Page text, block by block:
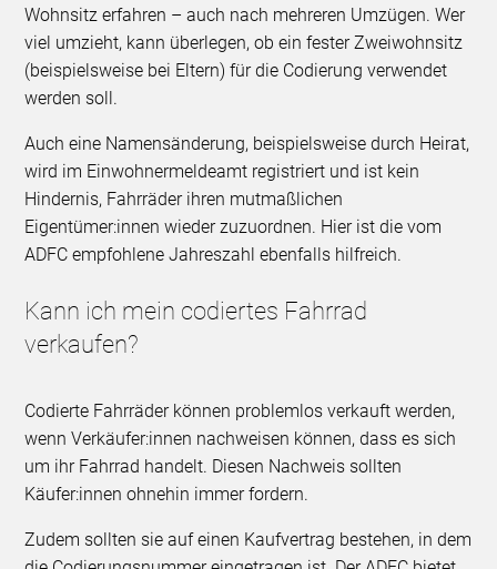
Wohnsitz erfahren – auch nach mehreren Umzügen. Wer
viel umzieht, kann überlegen, ob ein fester Zweiwohnsitz
(beispielsweise bei Eltern) für die Codierung verwendet
werden soll.
Auch eine Namensänderung, beispielsweise durch Heirat,
wird im Einwohnermeldeamt registriert und ist kein
Hindernis, Fahrräder ihren mutmaßlichen
Eigentümer:innen wieder zuzuordnen. Hier ist die vom
ADFC empfohlene Jahreszahl ebenfalls hilfreich.
Kann ich mein codiertes Fahrrad
verkaufen?
Codierte Fahrräder können problemlos verkauft werden,
wenn Verkäufer:innen nachweisen können, dass es sich
um ihr Fahrrad handelt. Diesen Nachweis sollten
Käufer:innen ohnehin immer fordern.
Zudem sollten sie auf einen Kaufvertrag bestehen, in dem